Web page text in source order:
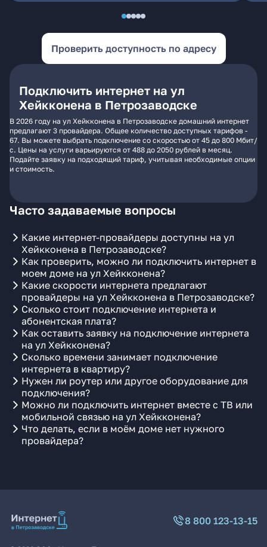
Проверить доступность по адресу
Подключить интернет на ул
Хейкконена в Петрозаводске
В 2026 году на ул Хейкконена в Петрозаводске домашний интернет
предлагают 3 провайдера. Общее количество доступных тарифов -
67. Вы можете выбрать подключение со скоростью от 45 до 800 Мбит/
с. Цены на услуги варьируются от 488 до 2050 рублей в месяц.
Подайте заявку на подходящий тариф, учитывая необходимые опции
и стоимость.
Часто задаваемые вопросы
Какие интернет-провайдеры доступны на ул
Хейкконена в Петрозаводске?
Как проверить, можно ли подключить интернет в
моем доме на ул Хейкконена?
Какие скорости интернета предлагают
провайдеры на ул Хейкконена в Петрозаводске?
Сколько стоит подключение интернета и
абонентская плата?
Как оставить заявку на подключение интернета
на ул Хейкконена?
Сколько времени занимает подключение
интернета в квартиру?
Нужен ли роутер или другое оборудование для
подключения?
Можно ли подключить интернет вместе с ТВ или
мобильной связью на ул Хейкконена?
Что делать, если в моём доме нет нужного
провайдера?
8 800 123-13-15